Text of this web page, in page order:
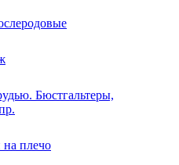
Бюстгальтеры,
плечо